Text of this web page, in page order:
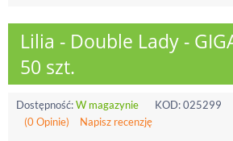
Lilia - Double Lady -
50 szt.
Dostępność:W magazynie KOD:025299
(0 Opinie)
Napisz recenzję